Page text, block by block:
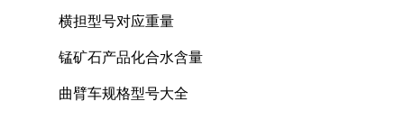
横担型号对应重量
锰矿石产品化合水含量
曲臂车规格型号大全